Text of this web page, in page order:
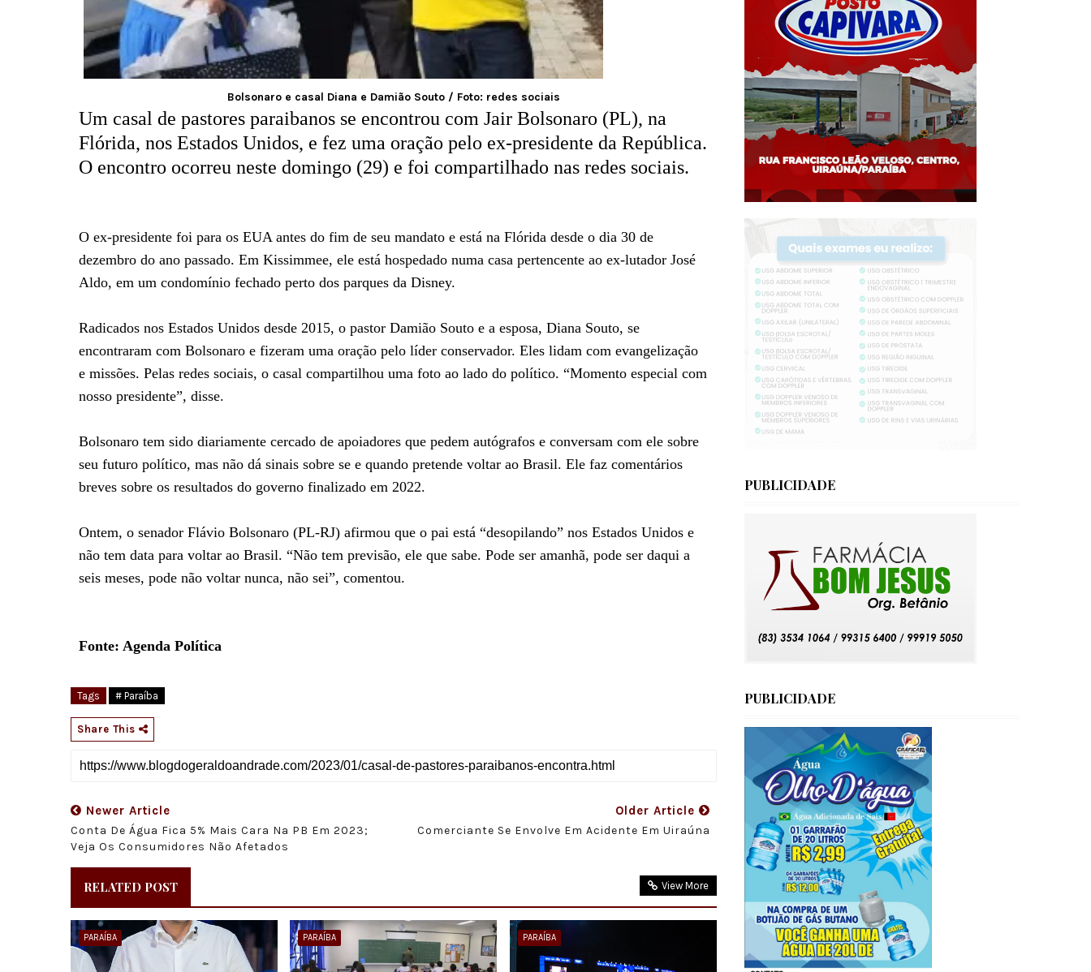
Bolsonaro e casal Diana e Damião Souto / Foto: redes sociais
Um casal de pastores paraibanos se encontrou com Jair Bolsonaro (PL), na
Flórida, nos Estados Unidos, e fez uma oração pelo ex-presidente da República.
O encontro ocorreu neste domingo (29) e foi compartilhado nas redes sociais.
O ex-presidente foi para os EUA antes do fim de seu mandato e está na Flórida desde o dia 30 de
dezembro do ano passado. Em Kissimmee, ele está hospedado numa casa pertencente ao ex-lutador José
Aldo, em um condomínio fechado perto dos parques da Disney.
Radicados nos Estados Unidos desde 2015, o pastor Damião Souto e a esposa, Diana Souto, se
encontraram com Bolsonaro e fizeram uma oração pelo líder conservador. Eles lidam com evangelização
e missões. Pelas redes sociais, o casal compartilhou uma foto ao lado do político. “Momento especial com
nosso presidente”, disse.
Bolsonaro tem sido diariamente cercado de apoiadores que pedem autógrafos e conversam com ele sobre
seu futuro político, mas não dá sinais sobre se e quando pretende voltar ao Brasil. Ele faz comentários
breves sobre os resultados do governo finalizado em 2022.
Ontem, o senador Flávio Bolsonaro (PL-RJ) afirmou que o pai está “desopilando” nos Estados Unidos e
não tem data para voltar ao Brasil. “Não tem previsão, ele que sabe. Pode ser amanhã, pode ser daqui a
seis meses, pode não voltar nunca, não sei”, comentou.
Fonte: Agenda Política
Tags # Paraíba
Share This
Newer Article
Conta De Água Fica 5% Mais Cara Na PB Em 2023;
Veja Os Consumidores Não Afetados
Older Article
Comerciante Se Envolve Em Acidente Em Uiraúna
RELATED POST View More
PARAÍBA PARAÍBA PARAÍBA
PUBLICIDADE
PUBLICIDADE